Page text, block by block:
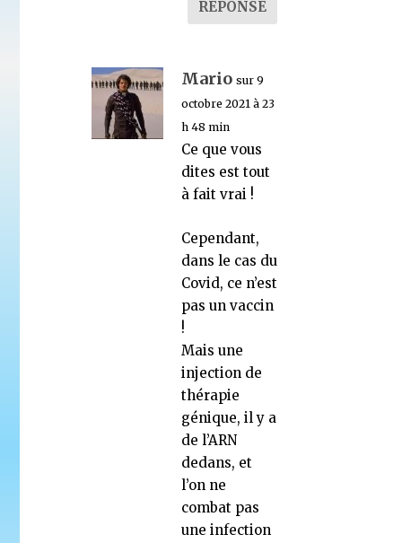
RÉPONSE
Mario sur 9
octobre 2021 à 23
h 48 min
Ce que vous
dites est tout
à fait vrai !
Cependant,
dans le cas du
Covid, ce n’est
pas un vaccin
!
Mais une
injection de
thérapie
génique, il y a
de l’ARN
dedans, et
l’on ne
combat pas
une infection